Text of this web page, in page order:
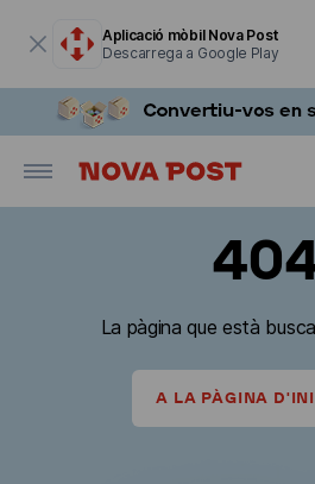
Aplicació mòbil Nova Post
Descarrega a Google Play
La pàgina que està
A LA PÀGINA